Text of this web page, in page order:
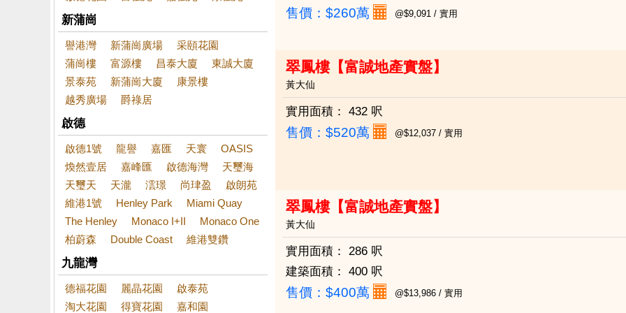
新蒲崗
譽港灣 新蒲崗廣場
采頤花園
蒲崗樓
富源樓 昌泰大廈
東誠大廈
景泰苑
新蒲崗大廈
康景樓
越秀廣場
爵祿居
啟德
啟德1號 龍譽 嘉匯 天寰
OASIS
煥然壹居
嘉峰匯 啟德海灣
天璽海
天璽天
天瀧 澐璟 尚珒盈
啟朗苑
維港1號
Henley Park
Miami Quay
The Henley
Monaco I+II
Monaco One
柏蔚森
Double Coast 維港雙鑽
九龍灣
德福花園 麗晶花園
啟泰苑
淘大花園
得寶花園 嘉和園
售價： $260萬 @$9,091 / 實用
翠鳳樓【富誠地產實盤】
黃大仙
實用面積： 432 呎
售價： $520萬 @$12,037 / 實用
翠鳳樓【富誠地產實盤】
黃大仙
實用面積：
286 呎
建築面積：
400 呎
售價： $400萬 @$13,986 / 實用